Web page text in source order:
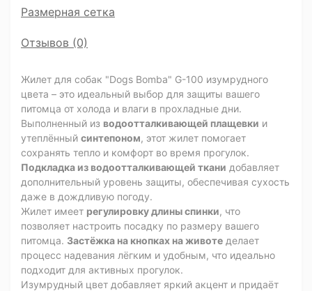
Размерная сетка
Отзывов (0)
Жилет для собак "Dogs Bomba" G-100 изумрудного
цвета – это идеальный выбор для защиты вашего
питомца от холода и влаги в прохладные дни.
Выполненный из водоотталкивающей плащевки и
утеплённый синтепоном, этот жилет помогает
сохранять тепло и комфорт во время прогулок.
Подкладка из водоотталкивающей ткани добавляет
дополнительный уровень защиты, обеспечивая сухость
даже в дождливую погоду.
Жилет имеет регулировку длины спинки, что
позволяет настроить посадку по размеру вашего
питомца. Застёжка на кнопках на животе делает
процесс надевания лёгким и удобным, что идеально
подходит для активных прогулок.
Изумрудный цвет добавляет яркий акцент и придаёт